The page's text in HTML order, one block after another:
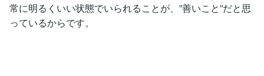
常に明るくいい状態でいられることが、”善いこと”だと思
っているからです。